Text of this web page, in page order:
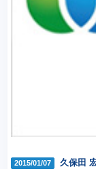
2015/01/07 久保田